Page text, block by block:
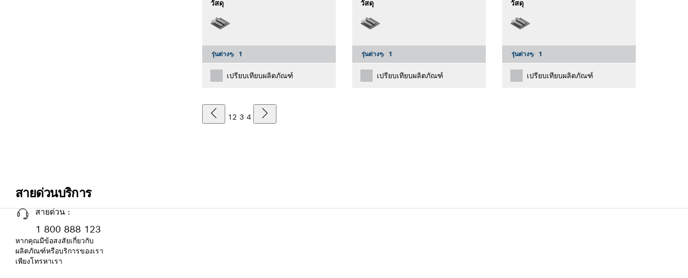
วัสดุ
รุ่นต่างๆ: 1
เปรียบเทียบผลิตภัณฑ์
วัสดุ
รุ่นต่างๆ: 1
เปรียบเทียบผลิตภัณฑ์
วัสดุ
รุ่นต่างๆ: 1
เปรียบเทียบผลิตภัณฑ์
1 2 3 4
สายด่วนบริการ
สายด่วน :
1 800 888 123
หากคุณมีข้อสงสัยเกี่ยวกับ
ผลิตภัณฑ์หรือบริการของเรา
เพียงโทรหาเรา